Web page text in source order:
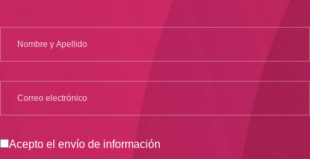
Acepto el envío de información